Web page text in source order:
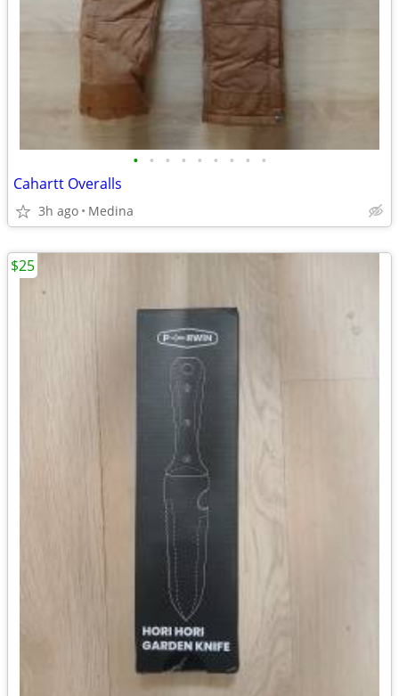
• • • • • • • • •
Cahartt Overalls
3h ago Medina
$25